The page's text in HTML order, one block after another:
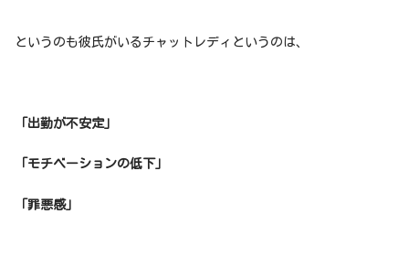
というのも彼氏がいるチャットレディというのは、
「出勤が不安定」
「モチベーションの低下」
「罪悪感」